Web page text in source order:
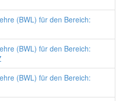
(BWL) für den Bereich:
(BWL) für den Bereich:
(BWL) für den Bereich: